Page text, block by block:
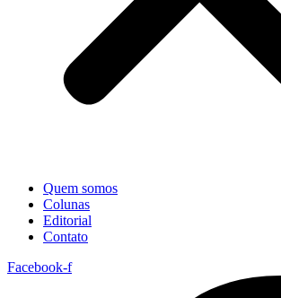
Quem somos
Colunas
Editorial
Contato
Facebook-f